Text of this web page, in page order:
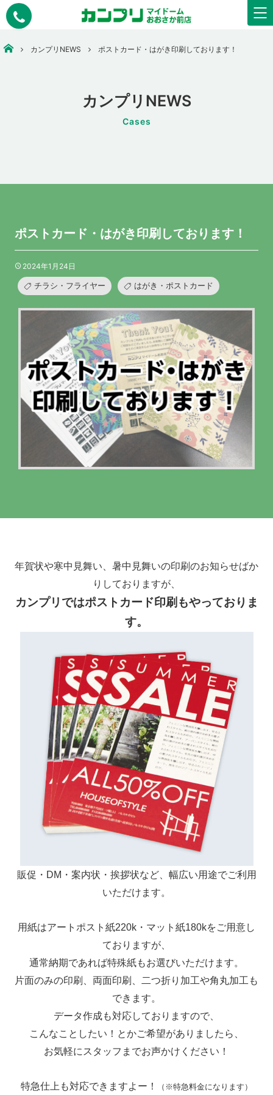
大阪市中央区で安いコピー・印刷なら【カンプリマイドームおおさか】
カンプリNEWS ポストカード・はがき印刷しております！
カンプリNEWS
Cases
ポストカード・はがき印刷しております！
2024年1月24日
チラシ・フライヤー はがき・ポストカード
年賀状や寒中見舞い、暑中見舞いの印刷のお知らせばか
りしておりますが、
カンプリではポストカード印刷もやっておりま
す。
販促・DM・案内状・挨拶状など、幅広い用途でご利用
いただけます。
用紙はアートポスト紙220k・マット紙180kをご用意し
ておりますが、
通常納期であれば特殊紙もお選びいただけます。
片面のみの印刷、両面印刷、二つ折り加工や角丸加工も
できます。
データ作成も対応しておりますので、
こんなことしたい！とかご希望がありましたら、
お気軽にスタッフまでお声かけください！
特急仕上も対応できますよー！ （※特急料金になります）